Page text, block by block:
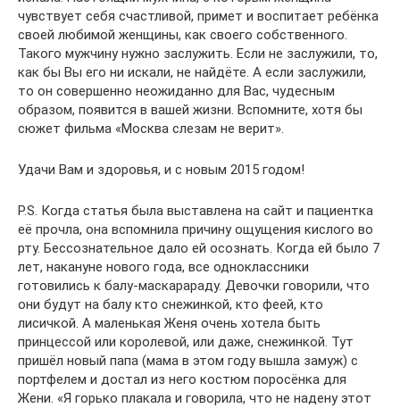
чувствует себя счастливой, примет и воспитает ребёнка
своей любимой женщины, как своего собственного.
Такого мужчину нужно заслужить. Если не заслужили, то,
как бы Вы его ни искали, не найдёте. А если заслужили,
то он совершенно неожиданно для Вас, чудесным
образом, появится в вашей жизни. Вспомните, хотя бы
сюжет фильма «Москва слезам не верит».
Удачи Вам и здоровья, и с новым 2015 годом!
P.S. Когда статья была выставлена на сайт и пациентка
её прочла, она вспомнила причину ощущения кислого во
рту. Бессознательное дало ей осознать. Когда ей было 7
лет, накануне нового года, все одноклассники
готовились к балу-маскарараду. Девочки говорили, что
они будут на балу кто снежинкой, кто феей, кто
лисичкой. А маленькая Женя очень хотела быть
принцессой или королевой, или даже, снежинкой. Тут
пришёл новый папа (мама в этом году вышла замуж) с
портфелем и достал из него костюм поросёнка для
Жени. «Я горько плакала и говорила, что не надену этот